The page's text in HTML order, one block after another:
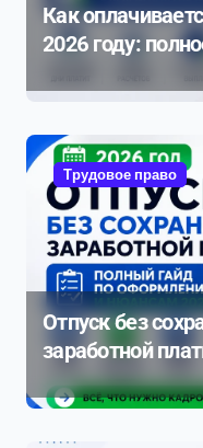
Как
2026 году:
Трудовое право
Отпуск без
заработной
руководство
нюансам 2026